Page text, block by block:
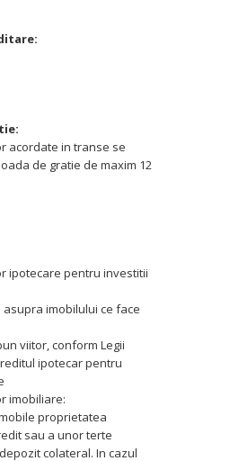
acordate in transe se
de gratie de maxim 12
ipotecare pentru investitii
asupra imobilului ce face
viitor, conform Legii
ipotecar pentru
imobiliare:
proprietatea
sau a unor terte
colateral. In cazul